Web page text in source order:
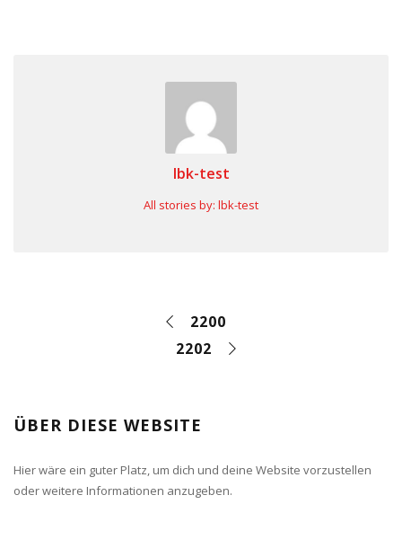
lbk-test
All stories by: lbk-test
2200
2202
ÜBER DIESE WEBSITE
Hier wäre ein guter Platz, um dich und deine Website vorzustellen
oder weitere Informationen anzugeben.